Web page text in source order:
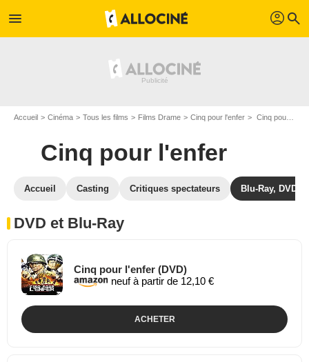
menu profil search
Accueil Cinéma Tous les films Films Drame Cinq pour l'enfer Cinq pour l'enfer en DVD Blu Ray
Cinq pour l'enfer
Accueil Casting Critiques spectateurs Blu-Ray, DVD
DVD et Blu-Ray
Cinq pour l'enfer (DVD)
neuf à partir de 12,10 €
ACHETER